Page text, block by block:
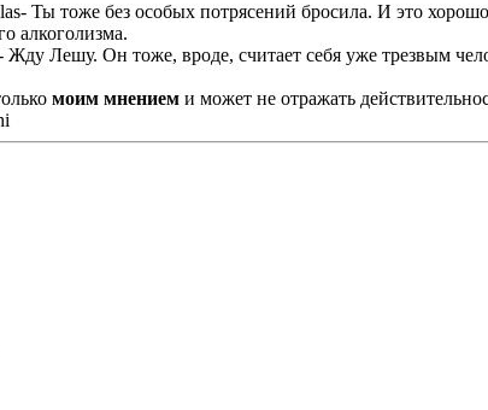
Ты тоже без особых потрясений бросила. И это
алкоголизма.
Жду Лешу. Он тоже, вроде, считает себя уже трезвым
моим мнением и может не отражать